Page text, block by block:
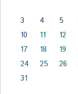
3
4 5
10
11 12
17
18 19
24
25 26
31